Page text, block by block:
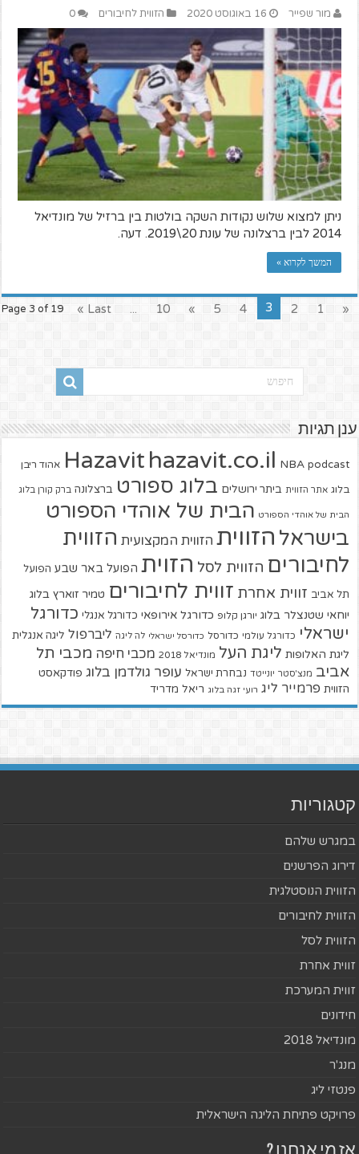
מור שפייר 16 באוגוסט 2020 הזווית לחיבורים 0
ניתן למצוא שלוש נקודות השקה בולטות בין ברזיל של מונדיאל
2014 לבין ברצלונה של עונת 20\2019. דעה.
המשך לקרוא »
Page 3 of 19 «
1
2
3
4
5
»
10
...
Last »
ענן תגיות
Hazavit hazavit.co.il NBA podcast אהוד ריבן
בלוג אתר הזווית ביתר ירושלים בלוג ספורט ברצלונה ברק קורן בלוג
הבית של אוהדי הספורט הבית של אוהדי הספורט
בישראל הזווית הזווית המקצועית הזווית
לחיבורים הזווית לסל הזוית הפועל באר שבע הפועל
תל אביב זווית אחרת זווית לחיבורים טמיר זוארץ בלוג
יוחאי שטנצלר בלוג יורגן קלופ כדורגל אירופאי כדורגל אנגלי כדורגל
ישראלי כדורגל עולמי כדורסל כדורסל ישראלי לה ליגה ליברפול ליגה אנגלית
ליגת האלופות ליגת העל מונדיאל 2018 מכבי חיפה מכבי תל
אביב מנצ'סטר יונייטד נבחרת ישראל עופר גולדמן בלוג פודקאסט
הזווית פרמייר ליג רועי זגה בלוג ריאל מדריד
קטגוריות
במגרש שלהם
דירוג הפרשנים
הזווית הנוסטלגית
הזווית לחיבורים
הזווית לסל
זווית אחרת
זווית המערכת
חידונים
מונדיאל 2018
מנג'ר
פנטזי ליג
פרויקט פתיחת הליגה הישראלית